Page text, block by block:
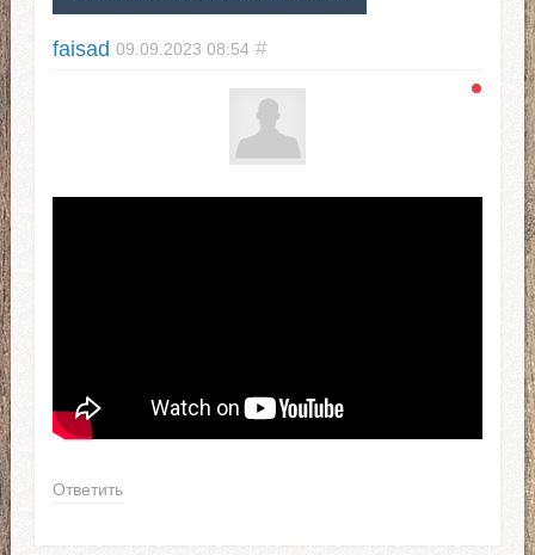
faisad 09.09.2023 08:54 #
Ответить